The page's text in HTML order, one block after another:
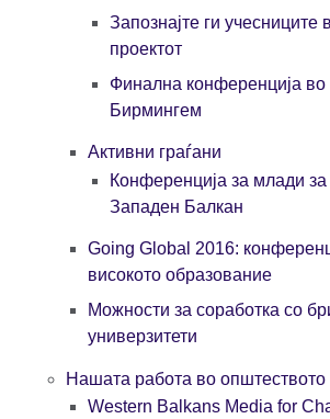
Запознајте ги учесниците
проектот
Финална конференција во
Бирмингем
Активни граѓани
Конференција за млади за
Западен Балкан
Going Global 2016:
високото образование
Можности за соработка со
универзитети
Нашата работа во општеството
Western Balkans Media for